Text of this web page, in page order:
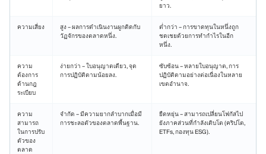
ยาว.
ความเสี่ยง
สูง – ผลการดำเนินงานผูกติดกับ
วัฏจักรของตลาดหนึ่ง.
ต่ำกว่า – การขาดทุนในหนึ่งถูก
ชดเชยด้วยการทำกำไรในอีก
หนึ่ง.
ความ
ต้องการ
ด้านกฎ
ระเบียบ
ง่ายกว่า – ใบอนุญาตเดียว, จุด
การปฏิบัติตามน้อยลง.
ซับซ้อน – หลายใบอนุญาต, การ
ปฏิบัติตามอย่างต่อเนื่องในหลาย
เขตอำนาจ.
ความ
สามารถ
ในการปรับ
ตัวของ
ตลาด
จำกัด – มีความยากลำบากเมื่อมี
การชะลอตัวของตลาดพื้นฐาน.
ยืดหยุ่น – สามารถเปลี่ยนโฟกัสไป
ยังภาคส่วนที่กำลังเติบโต (คริปโต,
ETFs, กองทุน ESG).